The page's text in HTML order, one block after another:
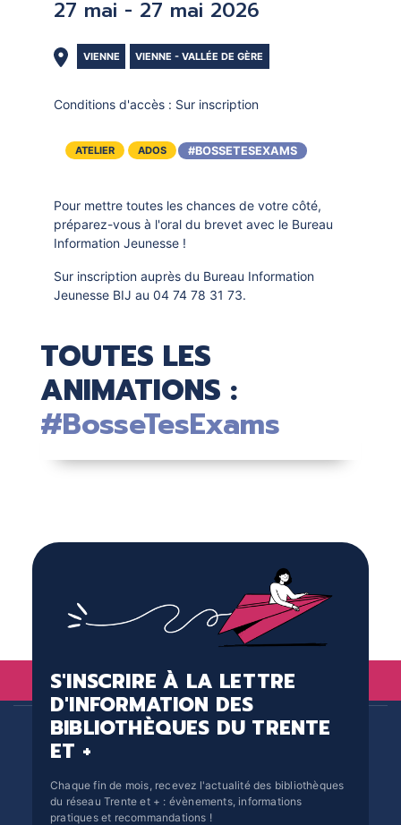
27 mai - 27 mai 2026
VIENNE VIENNE - VALLÉE DE GÈRE
Conditions d'accès : Sur inscription
ATELIER ADOS #BOSSETESEXAMS
Pour mettre toutes les chances de votre côté,
préparez-vous à l'oral du brevet avec le Bureau
Information Jeunesse !
Sur inscription auprès du Bureau Information
Jeunesse BIJ au 04 74 78 31 73.
TOUTES LES
ANIMATIONS :
#BosseTesExams
S'INSCRIRE À LA LETTRE
D'INFORMATION DES
BIBLIOTHÈQUES DU TRENTE
ET +
Chaque fin de mois, recevez l'actualité des bibliothèques
du réseau Trente et + : évènements, informations
pratiques et recommandations !